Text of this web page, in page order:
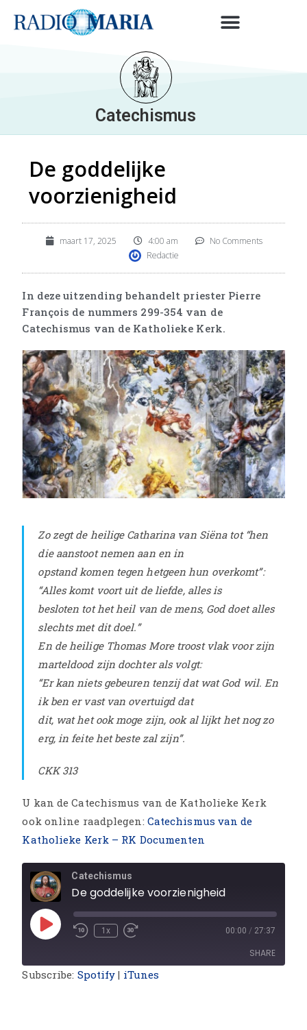
Catechismus
De goddelijke
voorzienigheid
maart 17, 2025 4:00 am
No Comments
Redactie
In deze uitzending behandelt priester Pierre
François de nummers 299-354 van de
Catechismus van de Katholieke Kerk.
Zo zegt de heilige Catharina van Siëna tot “hen
die aanstoot nemen aan en in
opstand komen tegen hetgeen hun overkomt”:
“Alles komt voort uit de liefde, alles is
besloten tot het heil van de mens, God doet alles
slechts met dit doel.”
En de heilige Thomas More troost vlak voor zijn
marteldood zijn dochter als volgt:
“Er kan niets gebeuren tenzij dat wat God wil. En
ik ben er vast van overtuigd dat
dit, wat het ook moge zijn, ook al lijkt het nog zo
erg, in feite het beste zal zijn”.
CKK 313
U kan de Catechismus van de Katholieke Kerk
ook online raadplegen: Catechismus van de
Katholieke Kerk – RK Documenten
Catechismus
De goddelijke voorzienigheid
1x 00:00 / 27:37
SHARE
Subscribe: Spotify | iTunes